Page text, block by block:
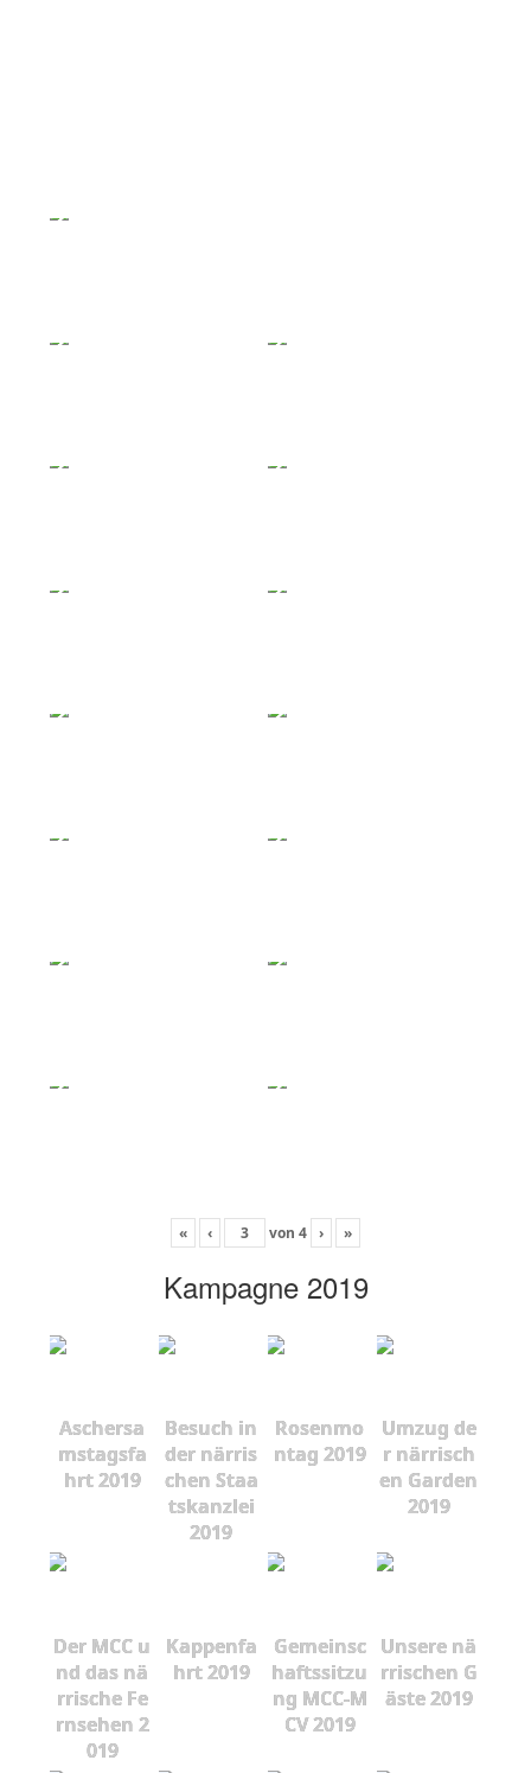
« ‹ von 4 › »
Kampagne 2019
Aschersa
mstagsfa
hrt 2019
Besuch in
der närris
chen Staa
tskanzlei
2019
Rosenmo
ntag 2019
Umzug de
r närrisch
en Garden
2019
Der MCC u
nd das nä
rrische Fe
rnsehen 2
019
Kappenfa
hrt 2019
Gemeinsc
haftssitzu
ng MCC-M
CV 2019
Unsere nä
rrischen G
äste 2019